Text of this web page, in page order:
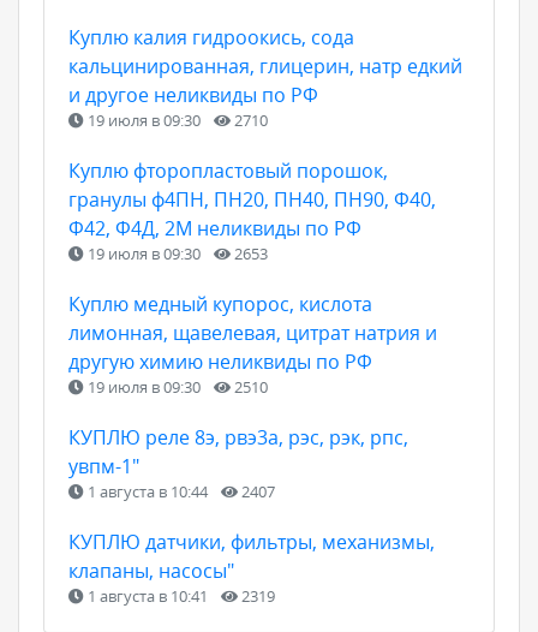
Куплю калия гидроокись, сода
кальцинированная, глицерин, натр едкий
и другое неликвиды по РФ
19 июля в 09:30 2710
Куплю фторопластовый порошок,
гранулы ф4ПН, ПН20, ПН40, ПН90, Ф40,
Ф42, Ф4Д, 2М неликвиды по РФ
19 июля в 09:30 2653
Куплю медный купорос, кислота
лимонная, щавелевая, цитрат натрия и
другую химию неликвиды по РФ
19 июля в 09:30 2510
КУПЛЮ реле 8э, рвэ3а, рэс, рэк, рпс,
увпм-1"
1 августа в 10:44 2407
КУПЛЮ датчики, фильтры, механизмы,
клапаны, насосы"
1 августа в 10:41 2319